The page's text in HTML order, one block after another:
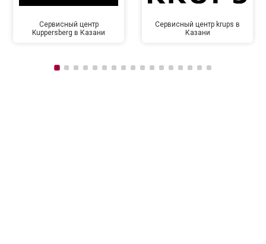
Сервисный центр
Kuppersberg в Казани
Сервисный центр krups в
Казани